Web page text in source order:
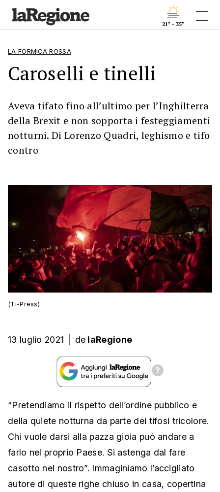
21° - 35°
LA FORMICA ROSSA
Caroselli e tinelli
Aveva tifato fino all’ultimo per l’Inghilterra
della Brexit e non sopporta i festeggiamenti
notturni. Di Lorenzo Quadri, leghismo e tifo
contro
(Ti-Press)
13 luglio 2021 de laRegione
“Pretendiamo il rispetto dell’ordine pubblico e
della quiete notturna da parte dei tifosi tricolore.
Chi vuole darsi alla pazza gioia può andare a
farlo nel proprio Paese. Si astenga dal fare
casotto nel nostro”. Immaginiamo l’accigliato
autore di queste righe chiuso in casa, copertina